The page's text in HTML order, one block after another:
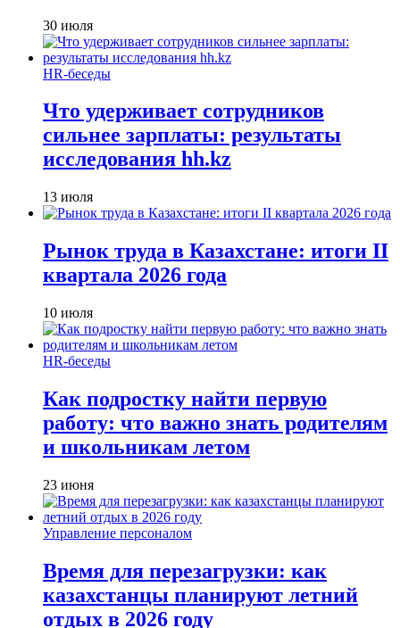
30 июля
HR-беседы
Что удерживает сотрудников
сильнее зарплаты: результаты
исследования hh.kz
13 июля
Рынок труда в Казахстане: итоги II
квартала 2026 года
10 июля
HR-беседы
Как подростку найти первую
работу: что важно знать родителям
и школьникам летом
23 июня
Управление персоналом
Время для перезагрузки: как
казахстанцы планируют летний
отдых в 2026 году